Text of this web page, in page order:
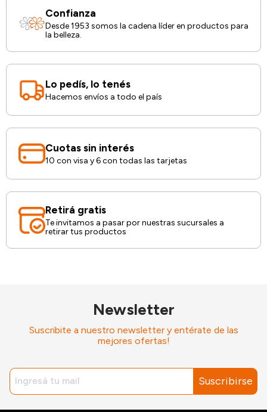
Confianza
Desde 1953 somos la cadena líder en productos para
la belleza.
Lo pedís, lo tenés
Hacemos envíos a todo el país
Cuotas sin interés
10 con visa y 6 con todas las tarjetas
Retirá gratis
Te invitamos a pasar por nuestras sucursales a
retirar tus productos
Newsletter
Suscribite a nuestro newsletter y entérate de las
mejores ofertas!
Suscribirse